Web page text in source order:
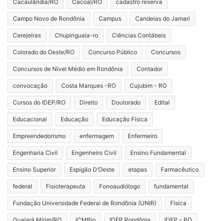
Cacaulândia/RO Cacoal/RO cadastro reserva
Campo Novo de Rondônia Campus Candeias do Jamari
Cerejeiras Chupinguaia-ro Ciências Contábeis
Colorado do Oeste/RO Concurso Público Concursos
Concursos de Nível Médio em Rondônia Contador
convocação Costa Marques -RO Cujubim - RO
Cursos do IDEP/RO Direito Doutorado Edital
Educacional Educação Educação Física
Empreendedorismo enfermagem Enfermeiro
Engenharia Civil Engenheiro Civil Ensino Fundamental
Ensino Superior Espigão D’Oeste etapas Farmacêutico
federal Fisioterapeuta Fonoaudiólogo fundamental
Fundação Universidade Federal de Rondônia (UNIR) Física